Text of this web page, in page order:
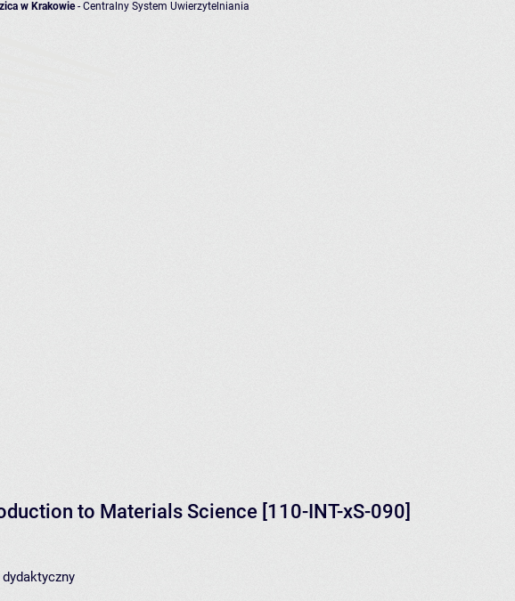
w Krakowie- Centralny System Uwierzytelniania
to Materials Science [110-INT-xS-090]